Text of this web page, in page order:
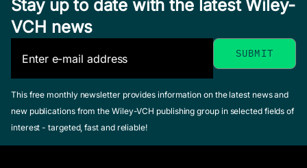
Stay up to date with the latest Wiley-
VCH news
This free monthly newsletter provides information on the latest news and
new publications from the Wiley-VCH publishing group in selected fields of
interest - targeted, fast and reliable!